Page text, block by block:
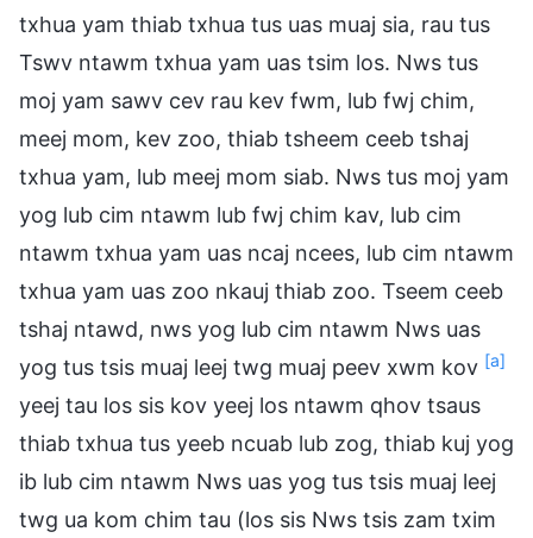
txhua yam thiab txhua tus uas muaj sia, rau tus
Tswv ntawm txhua yam uas tsim los. Nws tus
moj yam sawv cev rau kev fwm, lub fwj chim,
meej mom, kev zoo, thiab tsheem ceeb tshaj
txhua yam, lub meej mom siab. Nws tus moj yam
yog lub cim ntawm lub fwj chim kav, lub cim
ntawm txhua yam uas ncaj ncees, lub cim ntawm
txhua yam uas zoo nkauj thiab zoo. Tseem ceeb
tshaj ntawd, nws yog lub cim ntawm Nws uas
yog tus tsis muaj leej twg muaj peev xwm kov [a]
yeej tau los sis kov yeej los ntawm qhov tsaus
thiab txhua tus yeeb ncuab lub zog, thiab kuj yog
ib lub cim ntawm Nws uas yog tus tsis muaj leej
twg ua kom chim tau (los sis Nws tsis zam txim